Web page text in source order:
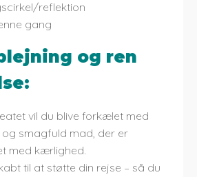
reflektion
gang
og ren
vil du blive forkælet med
smagfuld mad, der er
med kærlighed.
til at støtte din rejse – så du